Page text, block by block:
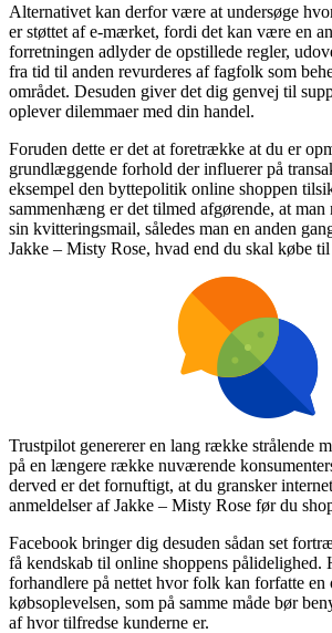
Alternativet kan derfor være at undersøge
er støttet af e-mærket, fordi det kan være en
forretningen adlyder de opstillede regler,
fra tid til anden revurderes af fagfolk som
området. Desuden giver det dig genvej til
oplever dilemmaer med din handel.
Foruden dette er det at foretrække at du er
grundlæggende forhold der influerer på
eksempel den byttepolitik online shoppen
sammenhæng er det tilmed afgørende, at man
sin kvitteringsmail, således man en anden
Jakke – Misty Rose, hvad end du skal købe
Trustpilot genererer en lang række strålende
på en længere række nuværende
derved er det fornuftigt, at du gransker
anmeldelser af Jakke – Misty Rose før du
Facebook bringer dig desuden sådan set
få kendskab til online shoppens pålidelighed.
forhandlere på nettet hvor folk kan forfatte en
købsoplevelsen, som på samme måde bør
af hvor tilfredse kunderne er.